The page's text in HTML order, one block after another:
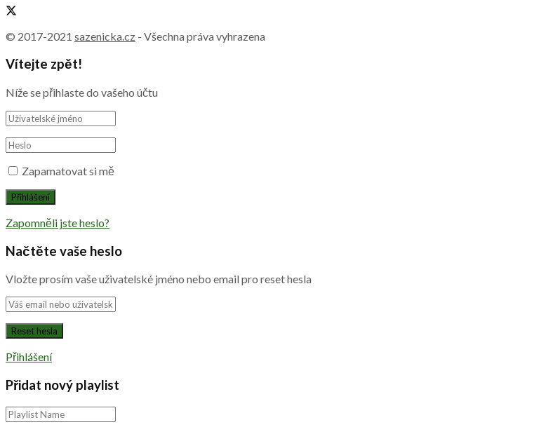
© 2017-2021 sazenicka.cz - Všechna práva vyhrazena
Vítejte zpět!
Níže se přihlaste do vašeho účtu
Zapamatovat si mě
Zapomněli jste heslo?
Načtěte vaše heslo
Vložte prosím vaše uživatelské jméno nebo email pro reset hesla
Přihlášení
Přidat nový playlist